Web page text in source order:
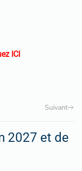
ICI
Suivant
2027 et de